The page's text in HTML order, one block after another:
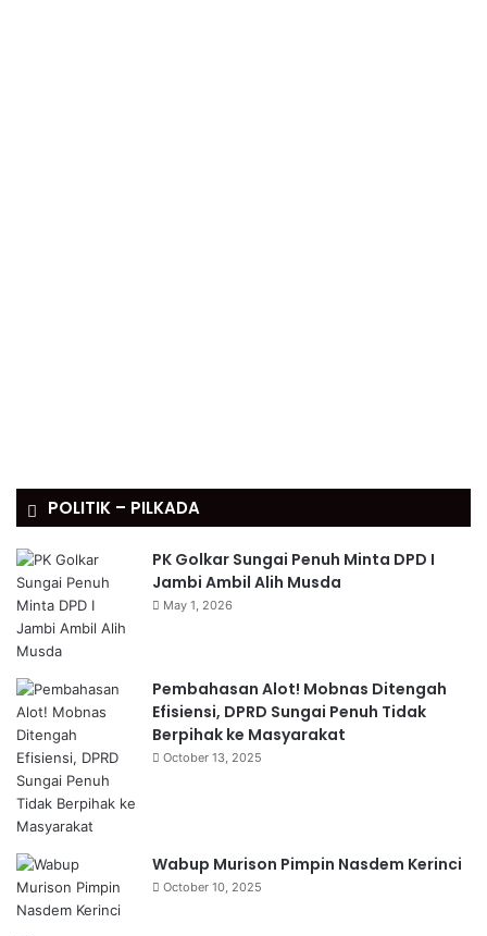
POLITIK – PILKADA
PK Golkar Sungai Penuh Minta DPD I
Jambi Ambil Alih Musda
May 1, 2026
Pembahasan Alot! Mobnas Ditengah
Efisiensi, DPRD Sungai Penuh Tidak
Berpihak ke Masyarakat
October 13, 2025
Wabup Murison Pimpin Nasdem Kerinci
October 10, 2025